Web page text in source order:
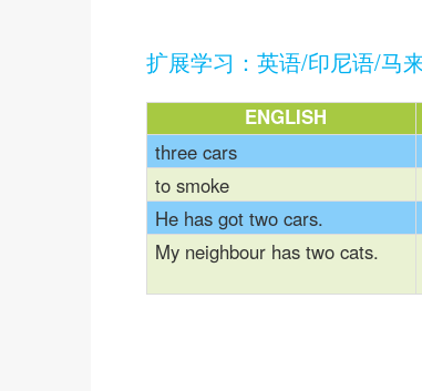
扩展学习：英语/印尼语/马
ENGLISH
three cars
to smoke
He has got two cars.
My neighbour has two cats.